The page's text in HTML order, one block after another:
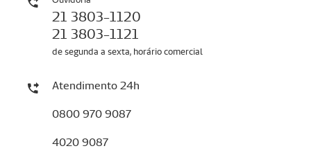
21 3803-1120
21 3803-1121
de segunda a sexta, horário comercial
Atendimento 24h
0800 970 9087
4020 9087